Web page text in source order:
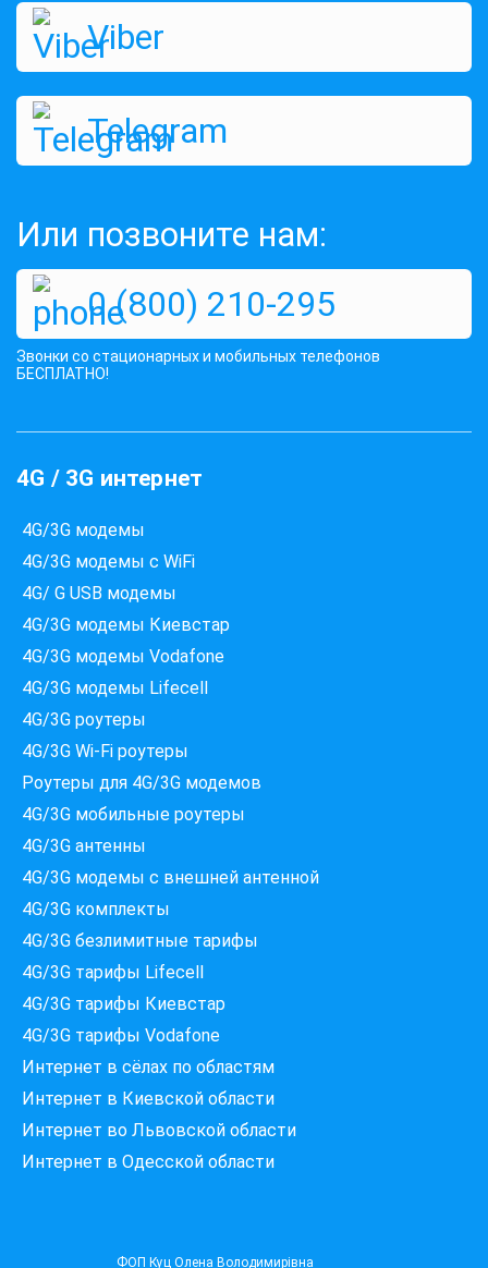
Viber
Telegram
Или позвоните нам:
0 (800) 210-295
Звонки со стационарных и мобильных телефонов
БЕСПЛАТНО!
4G / 3G интернет
4G/3G модемы
4G/3G модемы с WiFi
4G/ G USB модемы
4G/3G модемы Киевстар
4G/3G модемы Vodafone
4G/3G модемы Lifecell
4G/3G роутеры
4G/3G Wi-Fi роутеры
Роутеры для 4G/3G модемов
4G/3G мобильные роутеры
4G/3G антенны
4G/3G модемы c внешней антенной
4G/3G комплекты
4G/3G безлимитные тарифы
4G/3G тарифы Lifecell
4G/3G тарифы Киевстар
4G/3G тарифы Vodafone
Интернет в сёлах по областям
Интернет в Киевской области
Интернет во Львовской области
Интернет в Одесской области
ФОП Куц Олена Володимирівна
Які провайдери працюють
за вашою адресою?
Перевірте доступність інтернету за 30 секунд
375+ провайдерів в базі
Введіть вашу адресу
Місто, вулиця та номер будинку